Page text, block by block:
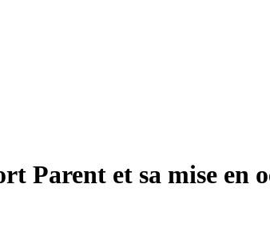
Parent et sa mise en